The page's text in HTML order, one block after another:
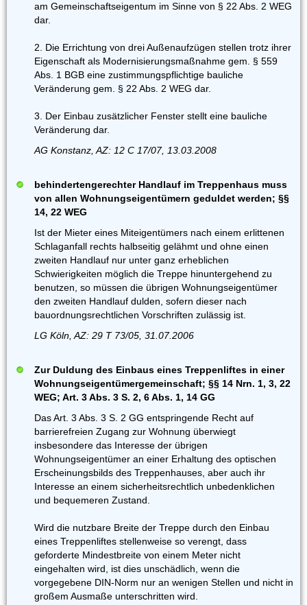
am Gemeinschaftseigentum im Sinne von § 22 Abs. 2 WEG
dar.
2. Die Errichtung von drei Außenaufzügen stellen trotz ihrer
Eigenschaft als Modernisierungsmaßnahme gem. § 559
Abs. 1 BGB eine zustimmungspflichtige bauliche
Veränderung gem. § 22 Abs. 2 WEG dar.
3. Der Einbau zusätzlicher Fenster stellt eine bauliche
Veränderung dar.
AG Konstanz, AZ: 12 C 17/07, 13.03.2008
behindertengerechter Handlauf im Treppenhaus muss
von allen Wohnungseigentümern geduldet werden; §§
14, 22 WEG
Ist der Mieter eines Miteigentümers nach einem erlittenen
Schlaganfall rechts halbseitig gelähmt und ohne einen
zweiten Handlauf nur unter ganz erheblichen
Schwierigkeiten möglich die Treppe hinuntergehend zu
benutzen, so müssen die übrigen Wohnungseigentümer
den zweiten Handlauf dulden, sofern dieser nach
bauordnungsrechtlichen Vorschriften zulässig ist.
LG Köln, AZ: 29 T 73/05, 31.07.2006
Zur Duldung des Einbaus eines Treppenliftes in einer
Wohnungseigentümergemeinschaft; §§ 14 Nrn. 1, 3, 22
WEG; Art. 3 Abs. 3 S. 2, 6 Abs. 1, 14 GG
Das Art. 3 Abs. 3 S. 2 GG entspringende Recht auf
barrierefreien Zugang zur Wohnung überwiegt
insbesondere das Interesse der übrigen
Wohnungseigentümer an einer Erhaltung des optischen
Erscheinungsbilds des Treppenhauses, aber auch ihr
Interesse an einem sicherheitsrechtlich unbedenklichen
und bequemeren Zustand.
Wird die nutzbare Breite der Treppe durch den Einbau
eines Treppenliftes stellenweise so verengt, dass
geforderte Mindestbreite von einem Meter nicht
eingehalten wird, ist dies unschädlich, wenn die
vorgegebene DIN-Norm nur an wenigen Stellen und nicht in
großem Ausmaße unterschritten wird.